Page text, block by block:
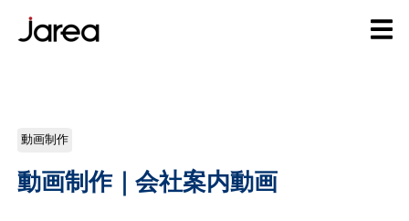
動画制作
動画制作｜会社案内動画